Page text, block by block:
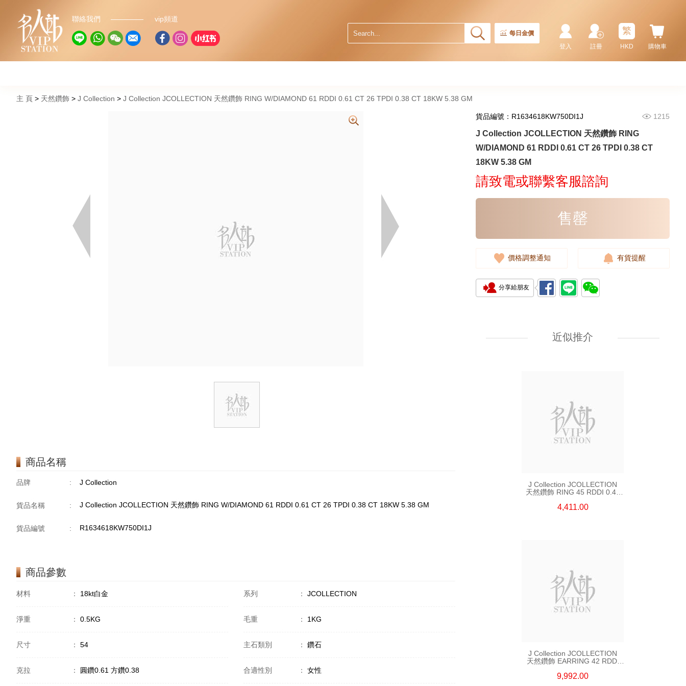
聯絡我們 vip頻道
每日金價
購物車
繁
HKD
註冊
登入
主 頁 天然鑽飾 J Collection J Collection JCOLLECTION 天然鑽飾 RING W/DIAMOND 61 RDDI 0.61 CT 26 TPDI 0.38 CT 18KW 5.38 GM
商品名稱
品牌 : J Collection
貨品名稱 : J Collection JCOLLECTION 天然鑽飾 RING W/DIAMOND 61 RDDI 0.61 CT 26 TPDI 0.38 CT 18KW 5.38 GM
貨品編號 : R1634618KW750DI1J
商品參數
材料 ： 18kt白金 系列 ： JCOLLECTION
淨重 ： 0.5KG 毛重 ： 1KG
尺寸 ： 54 主石類別 ： 鑽石
克拉 ： 圓鑽0.61 方鑽0.38 合適性別 ： 女性
貨品編號：R1634618KW750DI1J 1215
J Collection JCOLLECTION 天然鑽飾 RING
W/DIAMOND 61 RDDI 0.61 CT 26 TPDI 0.38 CT
18KW 5.38 GM
請致電或聯繫客服諮詢
售罄
價格調整通知 有貨提醒
分享給朋友
近似推介
J Collection JCOLLECTION
RDDI 0.32 CT18KR 2.14 GM
18KW 4.50 GM (Head 6.5mm)
3,764.00
J Collection JCOLLECTION
天然鑽飾 RING 45 RDDI 0.48
4,411.00
J Collection JCOLLECTION
天然鑽飾 EARRING 42 RDDI
9,992.00